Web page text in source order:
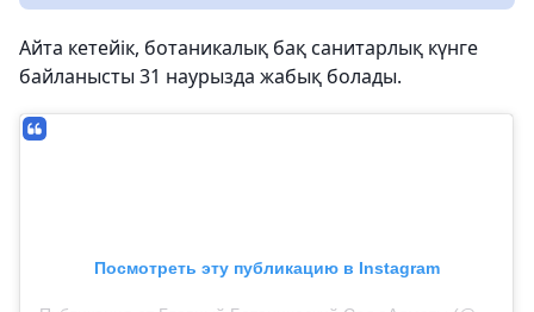
Айта кетейік, ботаникалық бақ санитарлық күнге
байланысты 31 наурызда жабық болады.
Посмотреть эту публикацию в Instagram